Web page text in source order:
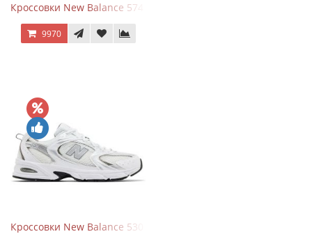
Кроссовки New Balance 574 Navy Blue Grey
9970
Кроссовки New Balance 530 White Silver Metallic